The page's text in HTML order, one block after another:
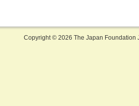
Copyright © 2026 The Japan Foundation